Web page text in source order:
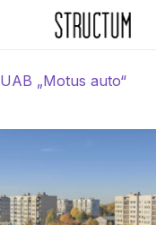
UAB „Motus auto“